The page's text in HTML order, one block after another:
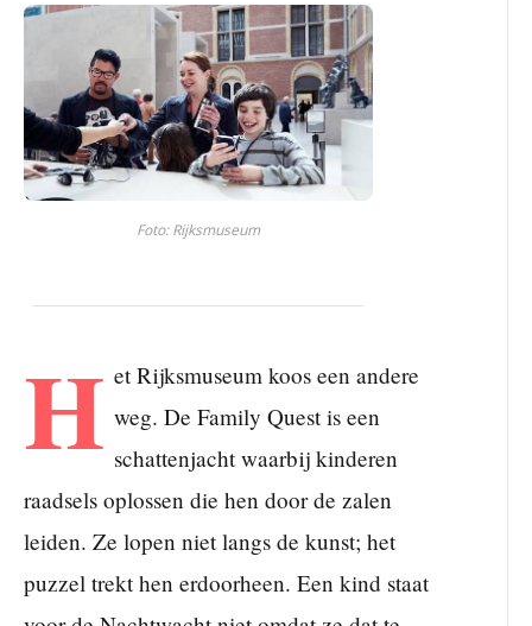
Foto: Rijksmuseum
H et Rijksmuseum koos een andere
weg. De Family Quest is een
schattenjacht waarbij kinderen
raadsels oplossen die hen door de zalen
leiden. Ze lopen niet langs de kunst; het
puzzel trekt hen erdoorheen. Een kind staat